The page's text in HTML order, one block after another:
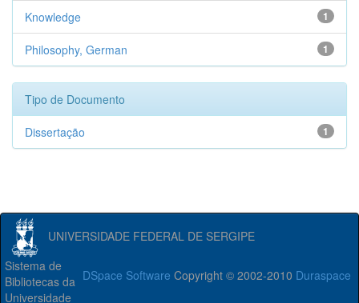
1
Knowledge
1
Philosophy, German
Tipo de Documento
1
Dissertação
UNIVERSIDADE FEDERAL DE SERGIPE
DSpace Software Copyright © 2002-2010 Duraspace
Sistema de
Bibliotecas da
Universidade